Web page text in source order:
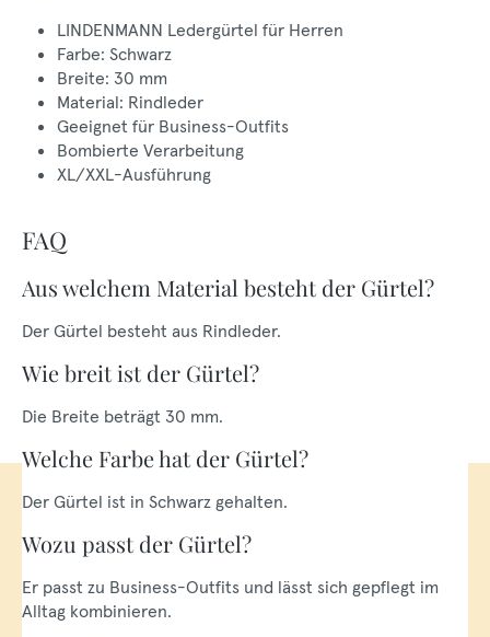
LINDENMANN Ledergürtel für Herren
Farbe: Schwarz
Breite: 30 mm
Material: Rindleder
Geeignet für Business-Outfits
Bombierte Verarbeitung
XL/XXL-Ausführung
FAQ
Aus welchem Material besteht der Gürtel?
Der Gürtel besteht aus Rindleder.
Wie breit ist der Gürtel?
Die Breite beträgt 30 mm.
Welche Farbe hat der Gürtel?
Der Gürtel ist in Schwarz gehalten.
Wozu passt der Gürtel?
Er passt zu Business-Outfits und lässt sich gepflegt im
Alltag kombinieren.